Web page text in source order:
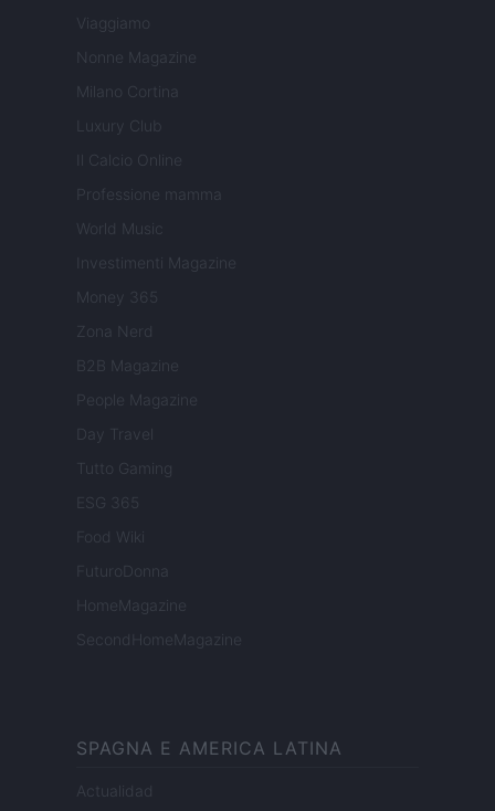
Viaggiamo
Nonne Magazine
Milano Cortina
Luxury Club
Il Calcio Online
Professione mamma
World Music
Investimenti Magazine
Money 365
Zona Nerd
B2B Magazine
People Magazine
Day Travel
Tutto Gaming
ESG 365
Food Wiki
FuturoDonna
HomeMagazine
SecondHomeMagazine
SPAGNA E AMERICA LATINA
Actualidad